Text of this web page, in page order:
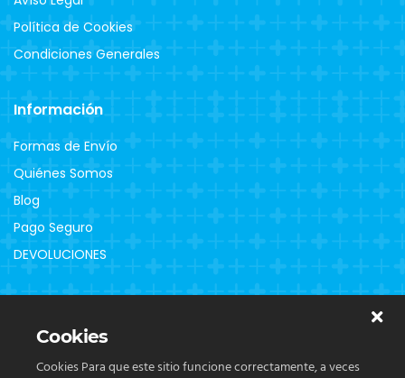
Política de Cookies
Condiciones Generales
Información
Formas de Envío
Quiénes Somos
Blog
Pago Seguro
DEVOLUCIONES
Contacto
Cookies
Cookies Para que este sitio funcione correctamente, a veces